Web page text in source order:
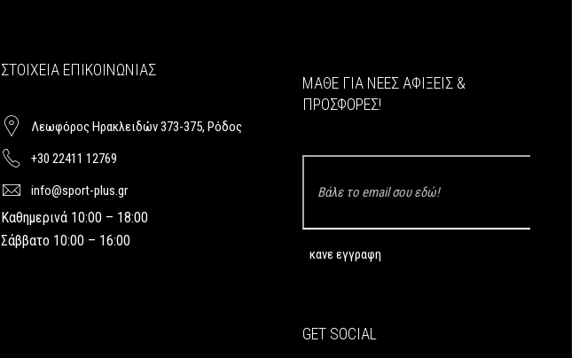
ΣΤΟΙΧΕΊΑ ΕΠΙΚΟΙΝΩΝΊΑΣ
Λεωφόρος Ηρακλειδών 373-375, Ρόδος
+30 22411 12769
info@sport-plus.gr
Καθημερινά 10:00 – 18:00
Σάββατο 10:00 – 16:00
ΜΆΘΕ ΓΙΑ ΝΈΕΣ ΑΦΊΞΕΙΣ &
ΠΡΟΣΦΟΡΈΣ!
GET SOCIAL